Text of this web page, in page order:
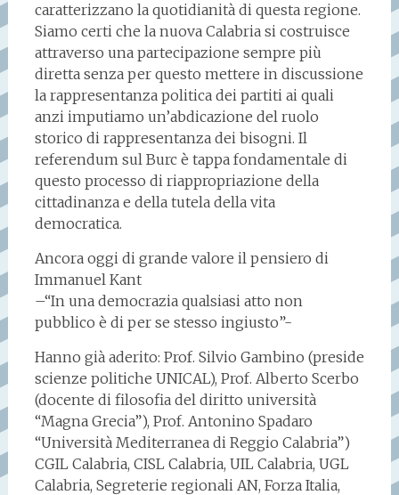
caratterizzano la quotidianità di questa regione.
Siamo certi che la nuova Calabria si costruisce
attraverso una partecipazione sempre più
diretta senza per questo mettere in discussione
la rappresentanza politica dei partiti ai quali
anzi imputiamo un’abdicazione del ruolo
storico di rappresentanza dei bisogni. Il
referendum sul Burc è tappa fondamentale di
questo processo di riappropriazione della
cittadinanza e della tutela della vita
democratica.
Ancora oggi di grande valore il pensiero di
Immanuel Kant
–“In una democrazia qualsiasi atto non
pubblico è di per se stesso ingiusto”-
Hanno già aderito: Prof. Silvio Gambino (preside
scienze politiche UNICAL), Prof. Alberto Scerbo
(docente di filosofia del diritto università
“Magna Grecia”), Prof. Antonino Spadaro
“Università Mediterranea di Reggio Calabria”)
CGIL Calabria, CISL Calabria, UIL Calabria, UGL
Calabria, Segreterie regionali AN, Forza Italia,